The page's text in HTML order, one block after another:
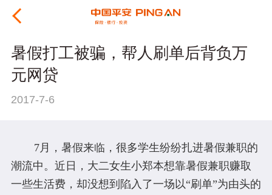
暑假打工被骗，帮人刷单后背负万
元网贷
2017-7-6
7月，暑假来临，很多学生纷纷扎进暑假兼职的
潮流中。近日，大二女生小郑本想靠暑假兼职赚取
一些生活费，却没想到陷入了一场以“刷单”为由头的